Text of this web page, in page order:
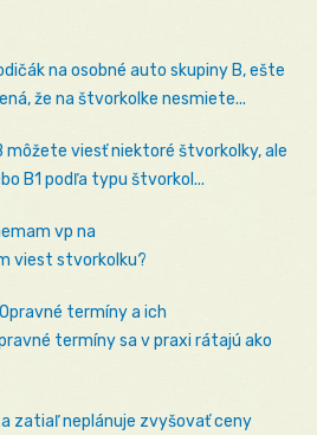
na osobné auto skupiny B, ešte
že na štvorkolke nesmiete...
môžete viesť niektoré štvorkolky, ale
B1 podľa typu štvorkol...
vp na
viest stvorkolku?
termíny a ich
termíny sa v praxi rátajú ako
zatiaľ neplánuje zvyšovať ceny